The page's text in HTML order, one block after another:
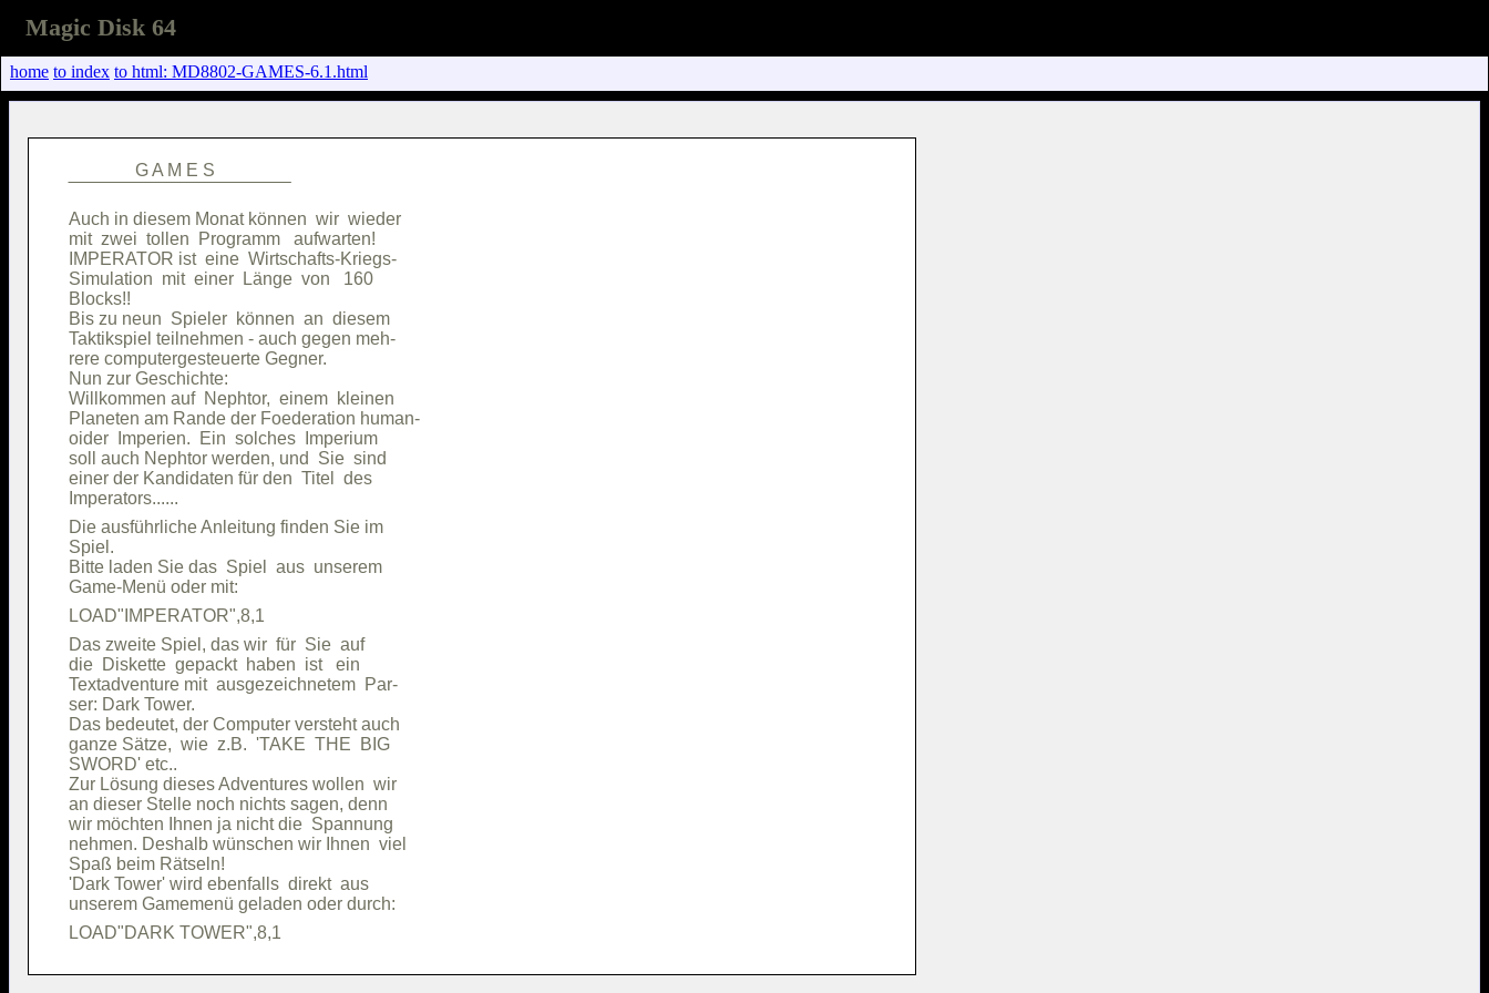
Magic Disk 64
home to index to html: MD8802-GAMES-6.1.html
               G A M E S
Auch in diesem Monat können  wir  wieder
mit  zwei  tollen  Programm   aufwarten!
IMPERATOR ist  eine  Wirtschafts-Kriegs-
Simulation  mit  einer  Länge  von   160
Blocks!!
Bis zu neun  Spieler  können  an  diesem
Taktikspiel teilnehmen - auch gegen meh-
rere computergesteuerte Gegner.
Nun zur Geschichte:
Willkommen auf  Nephtor,  einem  kleinen
Planeten am Rande der Foederation human-
oider  Imperien.  Ein  solches  Imperium
soll auch Nephtor werden, und  Sie  sind
einer der Kandidaten für den  Titel  des
Die ausführliche Anleitung finden Sie im
Spiel.
Bitte laden Sie das  Spiel  aus  unserem
Das zweite Spiel, das wir  für  Sie  auf
die  Diskette  gepackt  haben  ist   ein
Textadventure mit  ausgezeichnetem  Par-
ser: Dark Tower.
Das bedeutet, der Computer versteht auch
ganze Sätze,  wie  z.B.  'TAKE  THE  BIG
SWORD' etc..
Zur Lösung dieses Adventures wollen  wir
an dieser Stelle noch nichts sagen, denn
wir möchten Ihnen ja nicht die  Spannung
nehmen. Deshalb wünschen wir Ihnen  viel
Spaß beim Rätseln!
'Dark Tower' wird ebenfalls  direkt  aus